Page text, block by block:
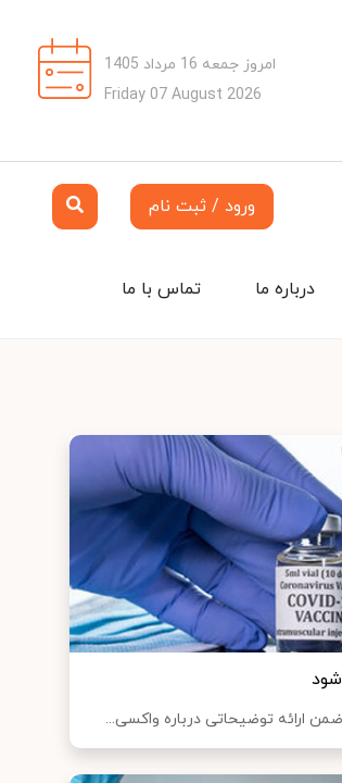
امروز جمعه 16 مرداد 1405
Friday 07 August 2026
ورود / ثبت نام
تماس با ما درباره ما
ارائه توضیحاتی درباره واکسی...